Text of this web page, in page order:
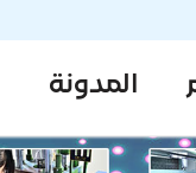
المدونة